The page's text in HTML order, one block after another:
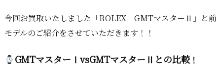
今回お買取いたしました「ROLEX GMTマスターⅡ」と前
モデルのご紹介をさせていただきます！！
GMTマスターⅠvsGMTマスターⅡとの比較！